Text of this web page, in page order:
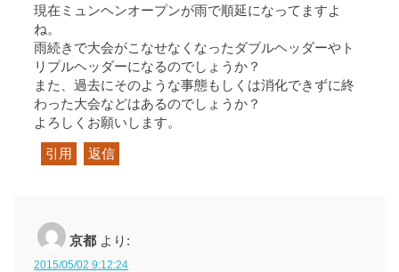
現在ミュンヘンオープンが雨で順延になってますよ
ね。
雨続きで大会がこなせなくなったダブルヘッダーやト
リプルヘッダーになるのでしょうか？
また、過去にそのような事態もしくは消化できずに終
わった大会などはあるのでしょうか？
よろしくお願いします。
引用 返信
京都 より:
2015/05/02 9:12:24